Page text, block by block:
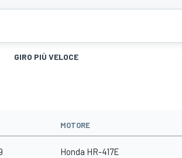
GIRO PIÙ VELOCE
MOTORE
Honda HR-417E